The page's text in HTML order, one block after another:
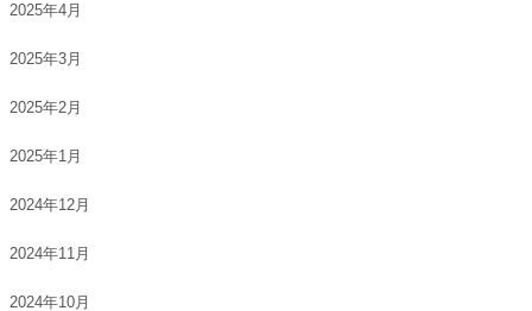
2025年4月
2025年3月
2025年2月
2025年1月
2024年12月
2024年11月
2024年10月